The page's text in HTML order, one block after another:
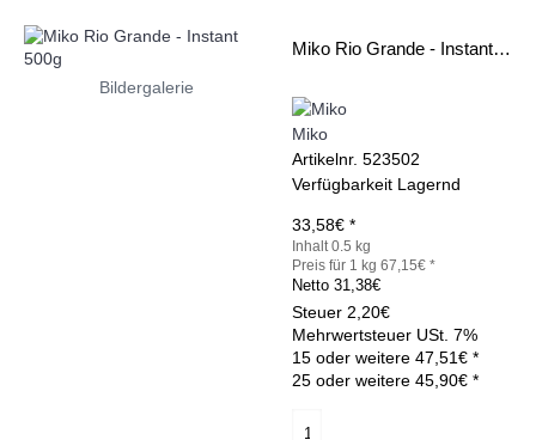
Bildergalerie
Miko Rio Grande - Instant 500g
Miko
Artikelnr. 523502
Verfügbarkeit Lagernd
33,58€ *
Inhalt 0.5 kg
Preis für 1 kg 67,15€ *
Netto 31,38€
Steuer 2,20€
Mehrwertsteuer USt. 7%
15 oder weitere 47,51€ *
25 oder weitere 45,90€ *